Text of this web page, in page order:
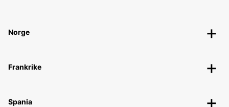
Norge
Frankrike
Spania